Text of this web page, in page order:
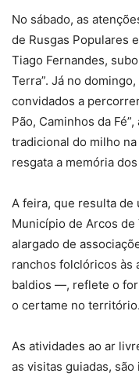
No sábado, as
de Rusgas Populares
Tiago Fernandes,
Terra”. Já no
convidados a
Pão, Caminhos da
tradicional do milho
resgata a memória
A feira, que resulta de
Município de Arcos de
alargado de
ranchos folclóricos às
baldios —, reflete o
o certame no território.
As atividades ao ar
as visitas guiadas,